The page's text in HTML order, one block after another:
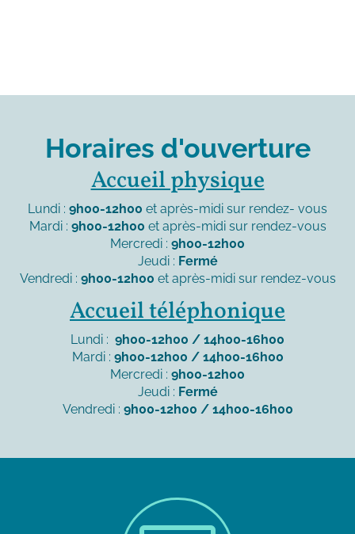
Horaires d'ouverture
Accueil physique
Lundi : 9h00-12h00 et après-midi sur rendez- vous
Mardi : 9h00-12h00 et après-midi sur rendez-vous
Mercredi : 9h00-12h00
Jeudi : Fermé
Vendredi : 9h00-12h00 et après-midi sur rendez-vous
Accueil téléphonique
Lundi : 9h00-12h00 / 14h00-16h00
Mardi : 9h00-12h00 / 14h00-16h00
Mercredi : 9h00-12h00
Jeudi : Fermé
Vendredi : 9h00-12h00 / 14h00-16h00